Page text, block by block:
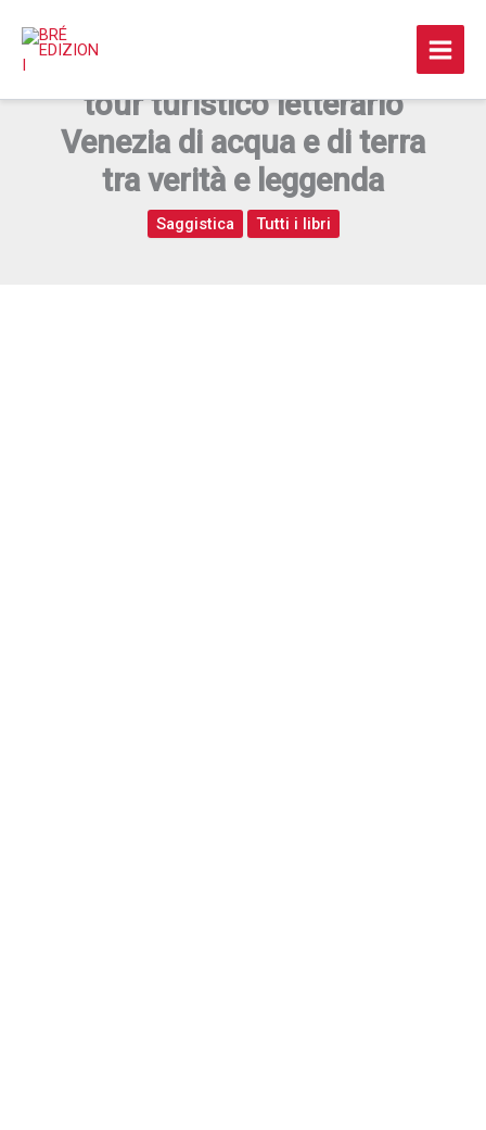
contenutoSulle tracce degli scrittori,
tour turistico letterario
Venezia di acqua e di terra
tra verità e leggenda
Saggistica Tutti i libri